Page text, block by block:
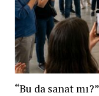
“Bu da sanat